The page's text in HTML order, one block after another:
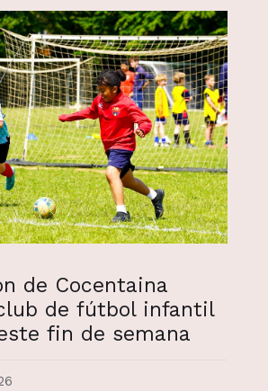
de Cocentaina
de fútbol infantil
fin de semana